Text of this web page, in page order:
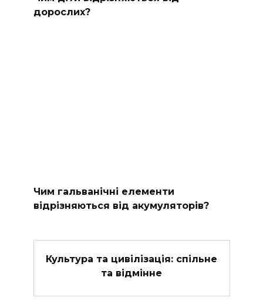
дорослих?
Чим гальванічні елементи
відрізняються від акумуляторів?
Культура та цивілізація: спільне
та відмінне